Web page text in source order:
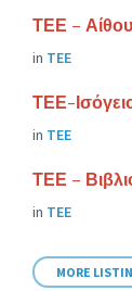
ΤΕΕ –
in ΤΕΕ
ΤΕΕ-
in ΤΕΕ
ΤΕΕ –
in ΤΕΕ
MORE